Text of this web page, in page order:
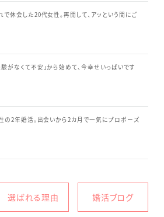
で休会した20代女性。再開して、アッという間にご
験がなくて不安」から始めて、今幸せいっぱいです
の2年婚活。出会いから2カ月で一気にプロポーズ
選ばれる理由 婚活ブログ